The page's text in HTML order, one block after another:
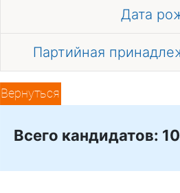
Дата
Партийная
Вернуться
Всего кандидатов: